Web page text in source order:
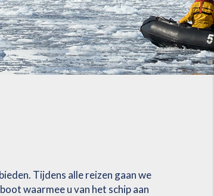
Tijdens alle reizen gaan we
waarmee u van het schip aan